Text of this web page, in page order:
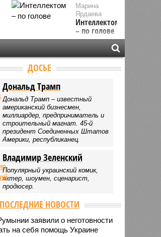
Марина
Ярдаева
Интеллектом
– по голове
ДОСЬЕ
Дональд Трамп
Дональд Трамп – известный
американский бизнесмен,
миллиардер, предприниматель и
строительный магнат. 45-й
президент Соединенных Штатов
Америки, республиканец.
Владимир Зеленский
Популярный украинский комик,
актер, шоумен, сценарист,
продюсер.
ПОСЛЕДНИЕ НОВОСТИ
заявили о неготовности
на себя помощь Украине